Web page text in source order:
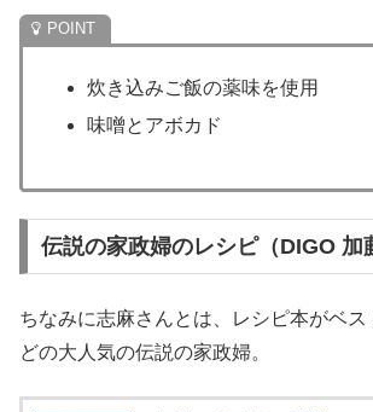
炊き込みご飯の薬味を使用
味噌とアボカド
伝説の家政婦のレシピ（DIGO 加
ちなみに志麻さんとは、レシピ本がベス
どの大人気の伝説の家政婦。